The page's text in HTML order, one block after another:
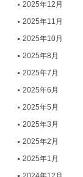
2025年12月
2025年11月
2025年10月
2025年8月
2025年7月
2025年6月
2025年5月
2025年3月
2025年2月
2025年1月